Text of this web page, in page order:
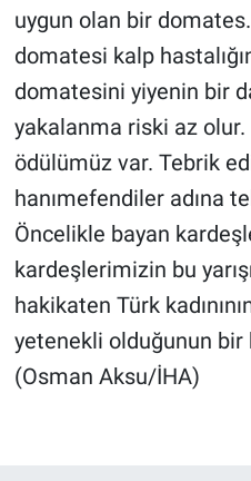
uygun olan bir
domatesi kalp
domatesini yiyenin bir
yakalanma riski az olur.
ödülümüz var. Tebrik
hanımefendiler adına
Öncelikle bayan
kardeşlerimizin bu
hakikaten Türk
yetenekli olduğunun bir
(Osman Aksu/İHA)